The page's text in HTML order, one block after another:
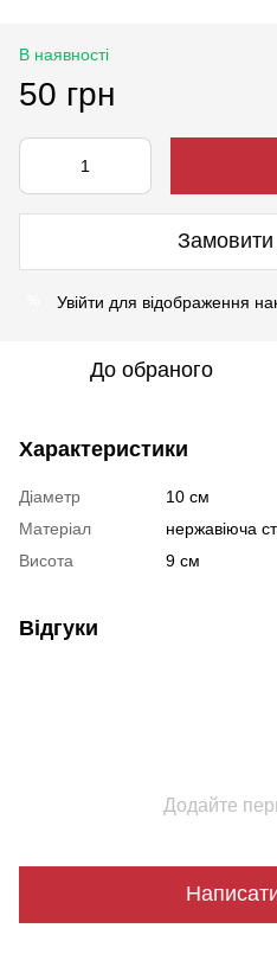
В наявності
50 грн
Увійти для відображення
До обраного
Характеристики
Діаметр
10 см
Матеріал
нержавіюча
Висота
9 см
Відгуки
Додайте